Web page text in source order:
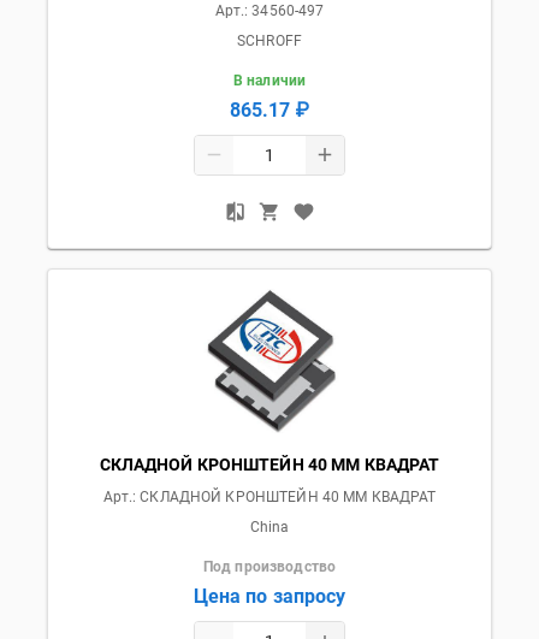
Арт.:34560-497
SCHROFF
В наличии
865.17 ₽
СКЛАДНОЙ КРОНШТЕЙН 40 ММ КВАДРАТ
Арт.:СКЛАДНОЙ КРОНШТЕЙН 40 ММ КВАДРАТ
China
Под производство
Цена по запросу